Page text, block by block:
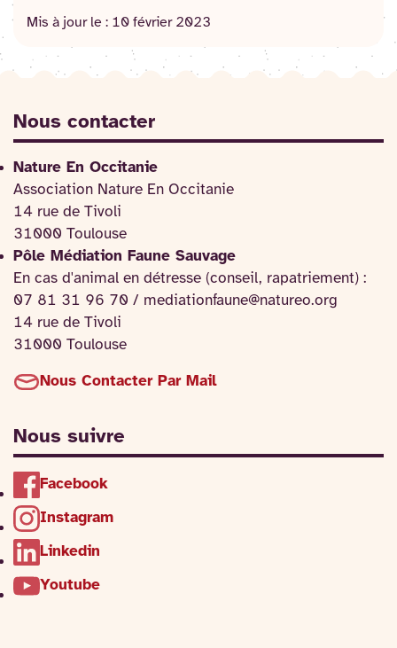
Mis à jour le : 10 février 2023
Nous contacter
Nature En Occitanie
Association Nature En Occitanie
14 rue de Tivoli
31000 Toulouse
Pôle Médiation Faune Sauvage
En cas d'animal en détresse (conseil, rapatriement) :
07 81 31 96 70 / mediationfaune@natureo.org
14 rue de Tivoli
31000 Toulouse
Nous Contacter Par Mail
Nous suivre
Facebook
Instagram
Linkedin
Youtube